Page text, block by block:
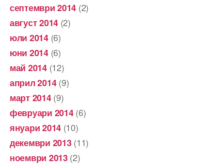
септември 2014 (2)
август 2014 (2)
юли 2014(6)
юни 2014(6)
май 2014(12)
април 2014(9)
март 2014(9)
февруари 2014(6)
януари 2014 (10)
декември 2013(11)
ноември 2013(2)